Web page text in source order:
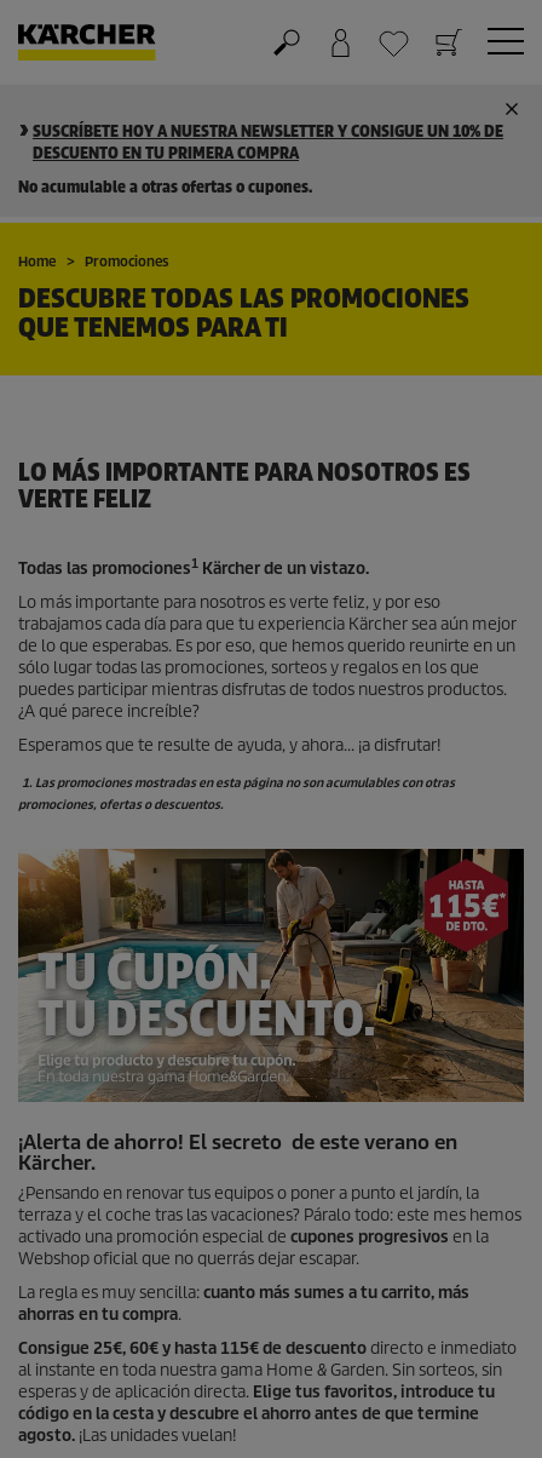
SUSCRÍBETE HOY A NUESTRA NEWSLETTER Y CONSIGUE UN 10% DE
DESCUENTO EN TU PRIMERA COMPRA
No acumulable a otras ofertas o cupones.
Home Promociones
DESCUBRE TODAS LAS PROMOCIONES
QUE TENEMOS PARA TI
LO MÁS IMPORTANTE PARA NOSOTROS ES
VERTE FELIZ
Todas las promociones1 Kärcher de un vistazo.
Lo más importante para nosotros es verte feliz, y por eso
trabajamos cada día para que tu experiencia Kärcher sea aún mejor
de lo que esperabas. Es por eso, que hemos querido reunirte en un
sólo lugar todas las promociones, sorteos y regalos en los que
puedes participar mientras disfrutas de todos nuestros productos.
¿A qué parece increíble?
Esperamos que te resulte de ayuda, y ahora... ¡a disfrutar!
1. Las promociones mostradas en esta página no son acumulables con otras
promociones, ofertas o descuentos.
¡Alerta de ahorro! El secreto de este verano en
Kärcher.
¿Pensando en renovar tus equipos o poner a punto el jardín, la
terraza y el coche tras las vacaciones? Páralo todo: este mes hemos
activado una promoción especial de cupones progresivos en la
Webshop oficial que no querrás dejar escapar.
La regla es muy sencilla:cuanto más sumes a tu carrito, más
ahorras en tu compra.
Consigue 25€, 60€ y hasta 115€ de descuentodirecto e inmediato
al instante en toda nuestra gama Home & Garden. Sin sorteos, sin
esperas y de aplicación directa. Elige tus favoritos, introduce tu
código en la cesta y descubre el ahorro antes de que termine
agosto. ¡Las unidades vuelan!